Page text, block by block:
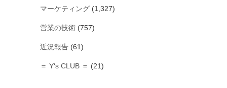
マーケティング (1,327)
営業の技術 (757)
近況報告 (61)
＝ Y‘s CLUB ＝ (21)